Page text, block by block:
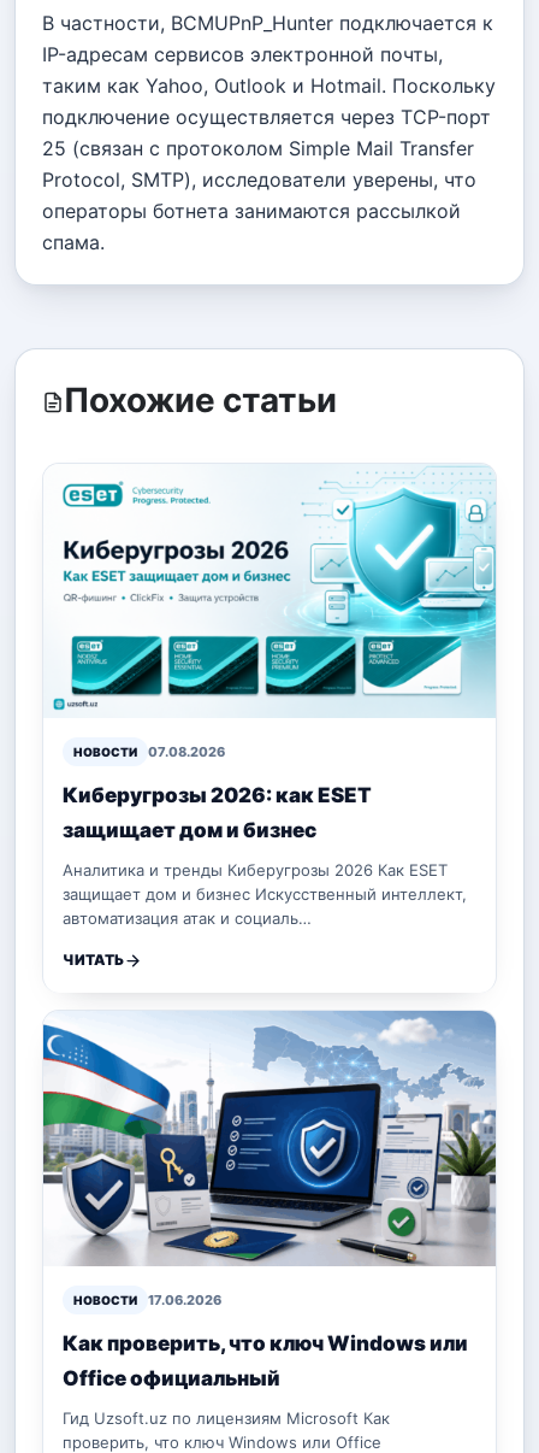
В частности, BCMUPnP_Hunter подключается к
IP-адресам сервисов электронной почты,
таким как Yahoo, Outlook и Hotmail. Поскольку
подключение осуществляется через TCP-порт
25 (связан с протоколом Simple Mail Transfer
Protocol, SMTP), исследователи уверены, что
операторы ботнета занимаются рассылкой
спама.
Похожие статьи
НОВОСТИ 07.08.2026
Киберугрозы 2026: как ESET
защищает дом и бизнес
Аналитика и тренды Киберугрозы 2026 Как ESET
защищает дом и бизнес Искусственный интеллект,
автоматизация атак и социаль…
ЧИТАТЬ
НОВОСТИ 17.06.2026
Как проверить, что ключ Windows или
Office официальный
Гид Uzsoft.uz по лицензиям Microsoft Как
проверить, что ключ Windows или Office